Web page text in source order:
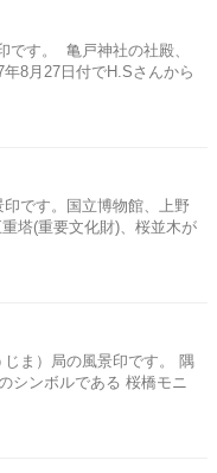
です。 亀戸神社の社殿、
8月27日付でH.Sさんから
です。国立博物館、上野
塔(重要文化財)、桜並木が
ま）局の風景印です。 隅
シンボルである 桜橋モニ